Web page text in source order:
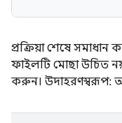
প্রক্রিয়া শেষে সমাধান
ফাইলটি মোছা উচিত
করুন। উদাহরণস্বরূপ: